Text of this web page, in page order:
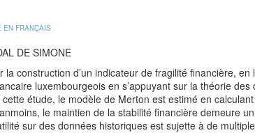
EN FRANÇAIS
DE SIMONE
la construction d’un indicateur de fragilité financière, en
luxembourgeois en s’appuyant sur la théorie
étude, le modèle de Merton est estimé en
le maintien de la stabilité financière demeure
sur des données historiques est sujette à de